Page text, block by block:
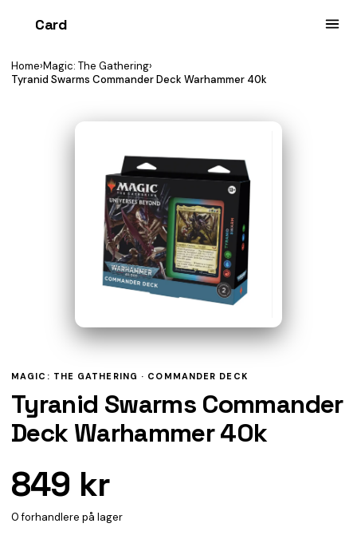
Card
Home›Magic: The Gathering›
Tyranid Swarms Commander Deck Warhammer 40k
MAGIC: THE GATHERING · COMMANDER DECK
Tyranid Swarms Commander
Deck Warhammer 40k
849 kr
0 forhandlere på lager